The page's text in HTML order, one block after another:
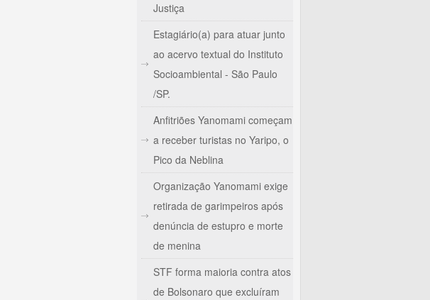
Justiça
Estagiário(a) para atuar junto
ao acervo textual do Instituto
Socioambiental - São Paulo
/SP.
Anfitriões Yanomami começam
a receber turistas no Yaripo, o
Pico da Neblina
Organização Yanomami exige
retirada de garimpeiros após
denúncia de estupro e morte
de menina
STF forma maioria contra atos
de Bolsonaro que excluíram